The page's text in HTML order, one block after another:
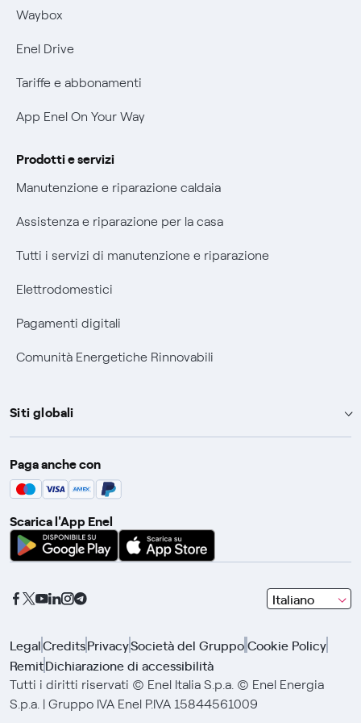
Mobilità Elettrica
Phishing e truffe online
Verifica chi ti ha chiamato
Agevolazione utenti con disabilità per offerte Fibra
Waybox
Enel Drive
Tariffe e abbonamenti
App Enel On Your Way
Prodotti e servizi
Manutenzione e riparazione caldaia
Assistenza e riparazione per la casa
Tutti i servizi di manutenzione e riparazione
Elettrodomestici
Pagamenti digitali
Comunità Energetiche Rinnovabili
Siti globali
Enel Group
Enel Green Power
Global Procurement
Gridspertise
Paga anche con
Scarica l'App Enel
Italiano
seleziona
una
con
frecce
LegalCreditsPrivacySocietà del GruppoCookie Policy
RemitDichiarazione di accessibilità
Tutti i diritti riservati © Enel Italia S.p.a. © Enel Energia
S.p.a. | Gruppo IVA Enel P.IVA 15844561009